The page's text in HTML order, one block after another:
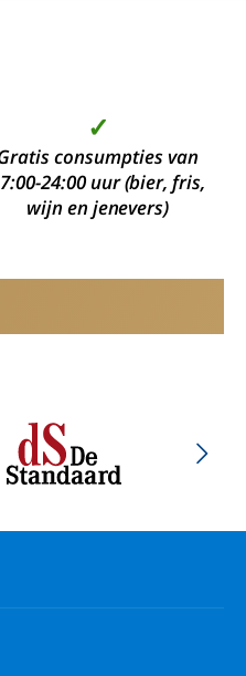
✓
consumpties van
24:00 uur (bier, fris,
wijn en jenevers)